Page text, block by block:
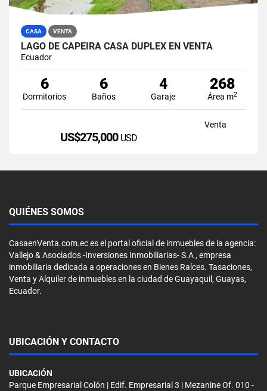
CASA VENTA
LAGO DE CAPEIRA CASA DUPLEX EN VENTA
Ecuador
6
Dormitorios
6
Baños
4
Garaje
268
Área m2
Venta
US$275,000 USD
QUIÉNES SOMOS
CasaenVenta.com.ec es el portal oficial de inmuebles de la agencia:
Vallejo & Asociados -Inversiones Inmobiliarias- S.A , empresa
inmobiliaria dedicada a operaciones en Bienes Raíces. Tasaciones,
Venta y Alquiler de inmuebles en la ciudad de Guayaquil, Guayas,
Ecuador.
UBICACIÓN Y CONTACTO
UBICACIÓN
Parque Empresarial Colón | Edif. Empresarial 3 | Mezanine Of. 010 -